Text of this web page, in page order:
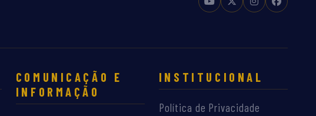
COMUNICAÇÃO E
INFORMAÇÃO
INSTITUCIONAL
Política de Privacidade